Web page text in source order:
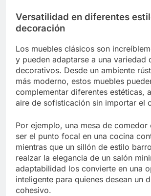
Versatilidad en diferentes
decoración
Los muebles clásicos son
y pueden adaptarse a una variedad
decorativos. Desde un ambiente
más moderno, estos muebles
complementar diferentes estéticas,
aire de sofisticación sin importar el
Por ejemplo, una mesa de comedor
ser el punto focal en una cocina
mientras que un sillón de estilo
realzar la elegancia de un salón
adaptabilidad los convierte en una
inteligente para quienes desean un
cohesivo.